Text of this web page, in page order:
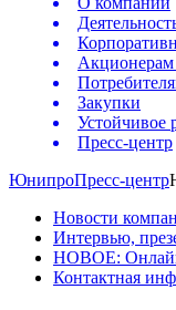
Акционерам
Закупки
Устойчивое
Пресс-центр
ЮнипроПресс-центр
Новости
Интервью,
НОВОЕ:
Контактная